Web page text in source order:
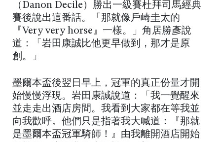
（Danon Decile）勝出一級賽杜拜司馬經典
賽後說出這番話。「那就像戶崎圭太的
『Very very horse』一樣。」角居勝彥說
道：「岩田康誠比他更早做到，那才是原
創。」
墨爾本盃後翌日早上，冠軍的真正份量才開
始慢慢浮現。岩田康誠說道：「我一覺醒來
並走走出酒店房間。我看到大家都在等我並
向我歡呼。他們只是指著我大喊道：『那就
是墨爾本盃冠軍騎師！』由我離開酒店開始